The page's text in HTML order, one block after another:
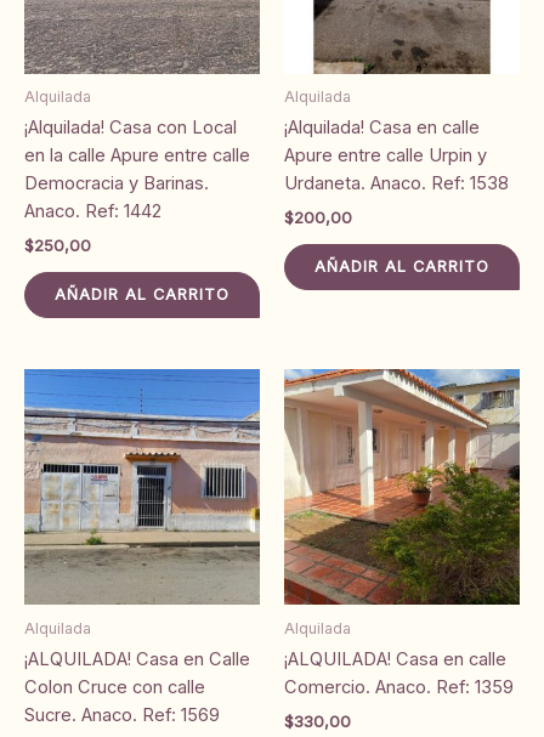
Alquilada
¡Alquilada! Casa con Local
en la calle Apure entre calle
Democracia y Barinas.
Anaco. Ref: 1442
$250,00
AÑADIR AL CARRITO
Alquilada
¡Alquilada! Casa en calle
Apure entre calle Urpin y
Urdaneta. Anaco. Ref: 1538
$200,00
AÑADIR AL CARRITO
Alquilada
¡ALQUILADA! Casa en Calle
Colon Cruce con calle
Sucre. Anaco. Ref: 1569
Alquilada
¡ALQUILADA! Casa en calle
Comercio. Anaco. Ref: 1359
$330,00